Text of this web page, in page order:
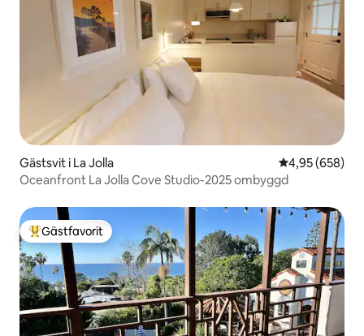
Gästsvit i La Jolla 4,95 av 5 i
4,95 (658)
Oceanfront La Jolla Cove Studio-2025 ombyggd
Populär gästfavorit
Gästfavorit